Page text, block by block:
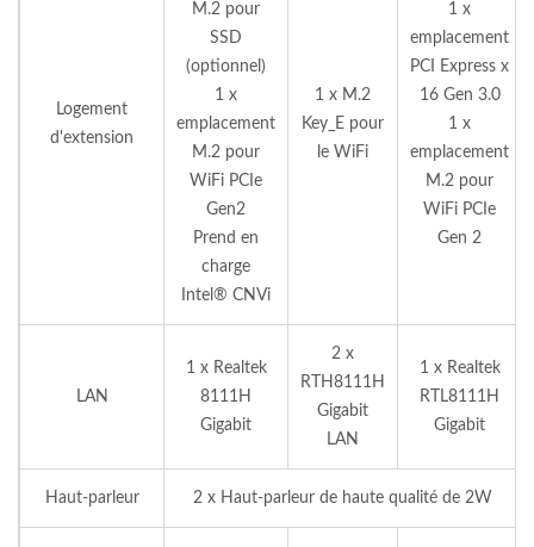
Logement
d'extension
M.2 pour
SSD
(optionnel)
1 x
emplacement
M.2 pour
WiFi PCIe
Gen2
Prend en
charge
Intel® CNVi
1 x M.2
Key_E pour
le WiFi
1 x
emplacement
PCI Express x
16 Gen 3.0
1 x
emplacement
M.2 pour
WiFi PCIe
Gen 2
LAN
1 x Realtek
8111H
Gigabit
2 x
RTH8111H
Gigabit
LAN
1 x Realtek
RTL8111H
Gigabit
Haut-parleur 2 x Haut-parleur de haute qualité de 2W